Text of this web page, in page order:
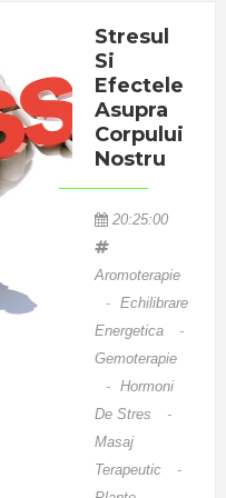
naturale ne
pot ajuta?
Iata cateva
intrebari la
care am
incercat sa
raspundem in
cadrul
seminarului
de sanatate
organizat azi
de catre
VAVIAN
colaborare cu
Stresul
Si
Efectele
Asupra
Corpului
Nostru
20:25:00
Aromoterapie
- Echilibrare
Energetica
-
Gemoterapie
- Hormoni
De Stres
-
Masaj
Terapeutic
-